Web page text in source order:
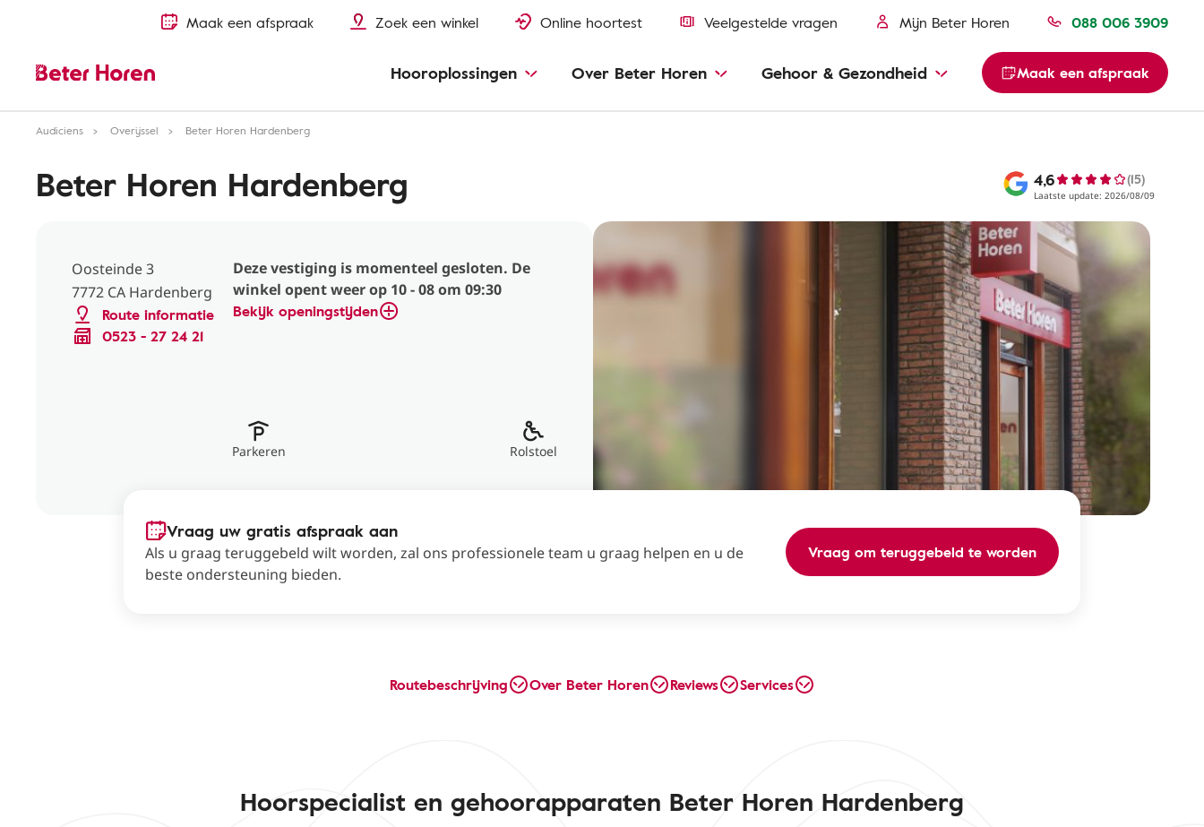
Maak een afspraak Zoek een winkel Online hoortest Veelgestelde vragen Mijn Beter Horen 088 006 3909
Hooroplossingen Over Beter Horen Gehoor & Gezondheid Maak een afspraak
Audiciens Overijssel Beter Horen Hardenberg
Beter Horen Hardenberg 4,6 (15)
Laatste update: 2026/08/09
Oosteinde 3
7772 CA Hardenberg
Route informatie
0523 - 27 24 21
Deze vestiging is momenteel gesloten. De
winkel opent weer op 10 - 08 om 09:30
Bekijk openingstijden
Parkeren Rolstoel
Vraag uw gratis afspraak aan
Als u graag teruggebeld wilt worden, zal ons professionele team u graag helpen en u de
beste ondersteuning bieden.
Vraag om teruggebeld te worden
Routebeschrijving Over Beter Horen Reviews Services
Hoorspecialist en gehoorapparaten Beter Horen Hardenberg